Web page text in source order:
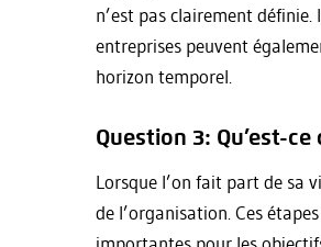
n’est pas clairement
entreprises peuvent
horizon temporel.
Question 3: Qu’est-
Lorsque l’on fait part de sa
de l’organisation. Ces